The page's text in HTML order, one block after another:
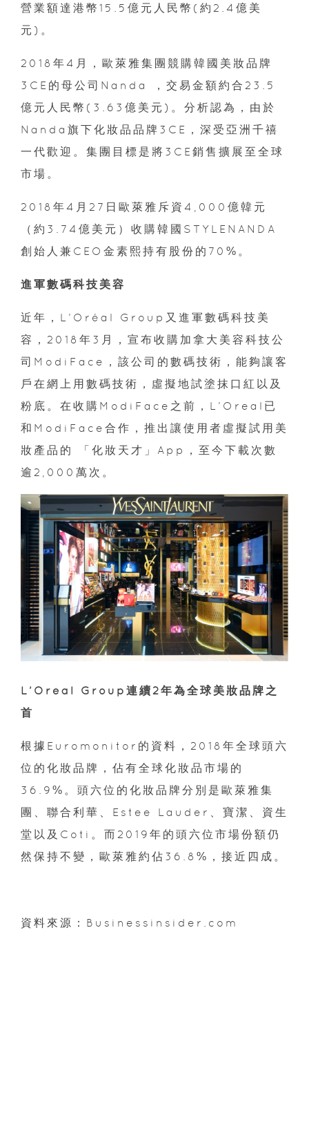
營業額達港幣15.5億元人民幣(約2.4億美
元)。
2018年4月，歐萊雅集團競購韓國美妝品牌
3CE的母公司Nanda ，交易金額約合23.5
億元人民幣(3.63億美元)。分析認為，由於
Nanda旗下化妝品品牌3CE，深受亞洲千禧
一代歡迎。集團目標是將3CE銷售擴展至全球
市場。
2018年4月27日歐萊雅斥資4,000億韓元
（約3.74億美元）收購韓國STYLENANDA
創始人兼CEO金素熙持有股份的70%。
進軍數碼科技美容
近年，L’Oréal Group又進軍數碼科技美
容，2018年3月，宣布收購加拿大美容科技公
司ModiFace，該公司的數碼技術，能夠讓客
戶在網上用數碼技術，虛擬地試塗抹口紅以及
粉底。在收購ModiFace之前，L’Oreal已
和ModiFace合作，推出讓使用者虛擬試用美
妝產品的 「化妝天才」App，至今下載次數
逾2,000萬次。
L’Oréal Group連續2年為全球美妝品牌之
首
根據Euromonitor的資料，2018年全球頭六
位的化妝品牌，佔有全球化妝品市場的
36.9%。頭六位的化妝品牌分別是歐萊雅集
團、聯合利華、Estee Lauder、寶潔、資生
堂以及Coti。而2019年的頭六位市場份額仍
然保持不變，歐萊雅約佔36.8%，接近四成。
資料來源：Businessinsider.com